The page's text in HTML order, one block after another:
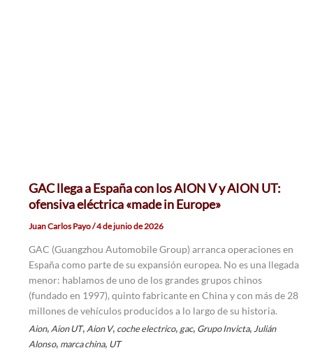
GAC llega a España con los AION V y AION UT:
ofensiva eléctrica «made in Europe»
Juan Carlos Payo/4 de junio de 2026
GAC (Guangzhou Automobile Group) arranca operaciones en
España como parte de su expansión europea. No es una llegada
menor: hablamos de uno de los grandes grupos chinos
(fundado en 1997), quinto fabricante en China y con más de 28
millones de vehículos producidos a lo largo de su historia.
Aion, Aion UT, Aion V, coche electrico, gac, Grupo Invicta, Julián
Alonso, marca china, UT